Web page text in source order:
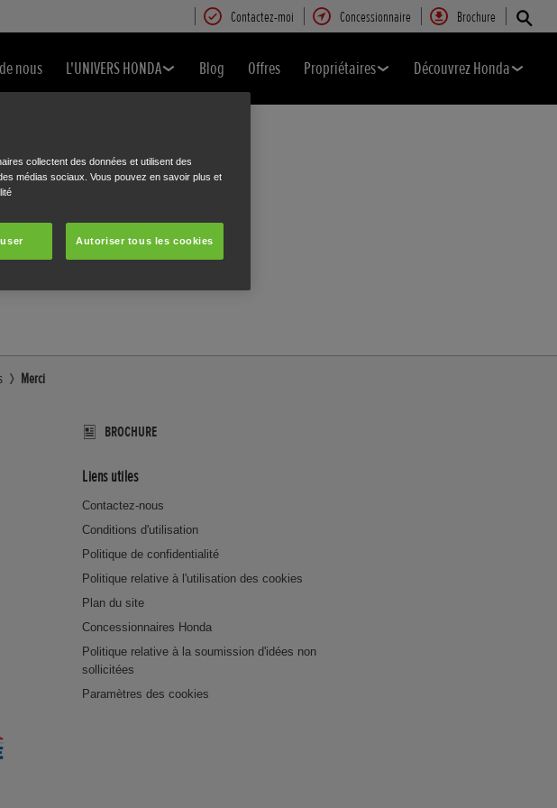
Contactez-moi Concessionnaire Brochure
nous L'UNIVERS HONDA Blog Offres Propriétaires Découvrez Honda
Merci
BROCHURE
Liens utiles
Contactez-nous
Conditions d'utilisation
Politique de confidentialité
Politique relative à l'utilisation des cookies
Plan du site
Concessionnaires Honda
Politique relative à la soumission d'idées non
sollicitées
Paramètres des cookies
collectent des données et utilisent des
médias sociaux. Vous pouvez en savoir plus et
Autoriser tous les cookies